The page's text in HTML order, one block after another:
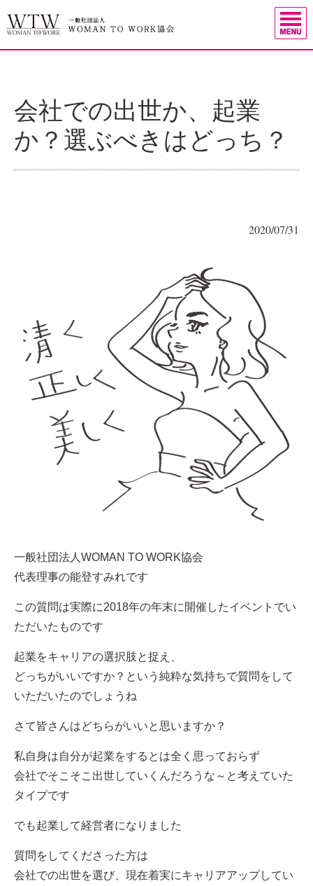
会社での出世か、起業
か？選ぶべきはどっち？
2020/07/31
一般社団法人WOMAN TO WORK協会
代表理事の能登すみれです
この質問は実際に2018年の年末に開催したイベントでい
ただいたものです
起業をキャリアの選択肢と捉え、
どっちがいいですか？という純粋な気持ちで質問をして
いただいたのでしょうね
さて皆さんはどちらがいいと思いますか？
私自身は自分が起業をするとは全く思っておらず
会社でそこそこ出世していくんだろうな～と考えていた
タイプです
でも起業して経営者になりました
質問をしてくださった方は
会社での出世を選び、現在着実にキャリアアップしてい